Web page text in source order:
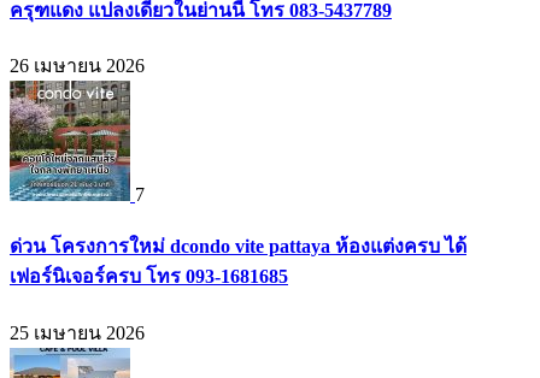
ครุฑแดง แปลงเดียวในย่านนี้ โทร 083-5437789
26 เมษายน 2026
7
ด่วน โครงการใหม่ dcondo vite pattaya ห้องแต่งครบ ได้
เฟอร์นิเจอร์ครบ โทร 093-1681685
25 เมษายน 2026